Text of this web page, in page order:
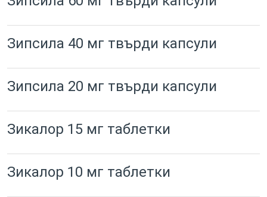
Зипсила 40 мг твърди капсули
Зипсила 20 мг твърди капсули
Зикалор 15 мг таблетки
Зикалор 10 мг таблетки